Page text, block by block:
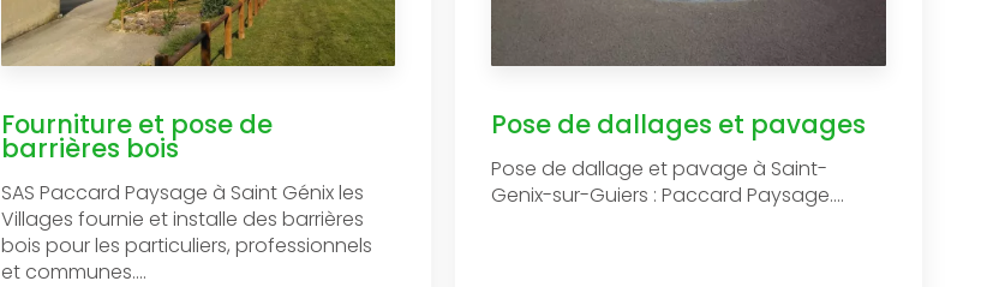
Fourniture et pose de
barrières bois
SAS Paccard Paysage à Saint Génix les
Villages fournie et installe des barrières
bois pour les particuliers, professionnels
et communes....
Pose de dallages et pavages
Pose de dallage et pavage à Saint-
Genix-sur-Guiers : Paccard Paysage....